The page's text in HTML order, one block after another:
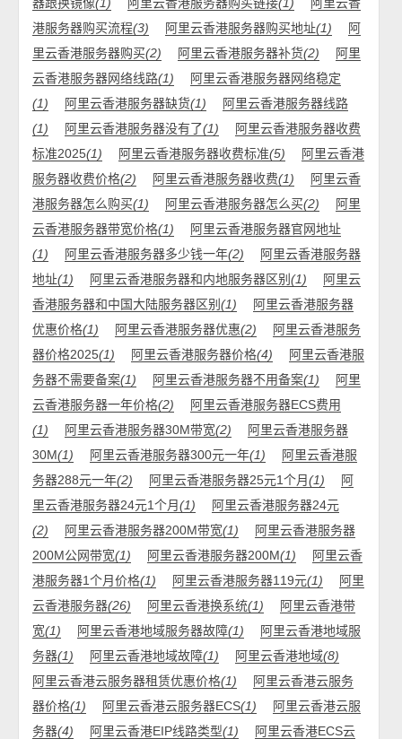
港服务器购买流程(3) 阿里云香港服务器购买地址(1)
阿
里云香港服务器购买(2) 阿里云香港服务器补货(2)
阿里
云香港服务器网络线路(1)
阿里云香港服务器网络稳定
(1)
阿里云香港服务器缺货(1)
阿里云香港服务器线路
(1)
阿里云香港服务器没有了(1)
阿里云香港服务器收费
标准2025(1) 阿里云香港服务器收费标准(5)
阿里云香港
服务器收费价格(2) 阿里云香港服务器收费(1)
阿里云香
港服务器怎么购买(1) 阿里云香港服务器怎么买(2)
阿里
云香港服务器带宽价格(1)
阿里云香港服务器官网地址
(1)
阿里云香港服务器多少钱一年(2)
阿里云香港服务器
地址(1) 阿里云香港服务器和内地服务器区别(1)
阿里云
香港服务器和中国大陆服务器区别(1)
阿里云香港服务器
优惠价格(1) 阿里云香港服务器优惠(2)
阿里云香港服务
器价格2025(1) 阿里云香港服务器价格(4)
阿里云香港服
务器不需要备案(1) 阿里云香港服务器不用备案(1)
阿里
云香港服务器一年价格(2)
阿里云香港服务器ECS费用
(1)
阿里云香港服务器30M带宽(2)
阿里云香港服务器
30M(1) 阿里云香港服务器300元一年(1)
阿里云香港服
务器288元一年(2) 阿里云香港服务器25元1个月(1)
阿
里云香港服务器24元1个月(1)
阿里云香港服务器24元
(2)
阿里云香港服务器200M带宽(1)
阿里云香港服务器
200M公网带宽(1) 阿里云香港服务器200M(1)
阿里云香
港服务器1个月价格(1) 阿里云香港服务器119元(1)
阿里
云香港服务器(26) 阿里云香港换系统(1)
阿里云香港带
宽(1) 阿里云香港地域服务器故障(1)
阿里云香港地域服
务器(1) 阿里云香港地域故障(1) 阿里云香港地域(8)
阿里云香港云服务器租赁优惠价格(1)
阿里云香港云服务
器价格(1) 阿里云香港云服务器ECS(1)
阿里云香港云服
务器(4) 阿里云香港EIP线路类型(1)
阿里云香港ECS云